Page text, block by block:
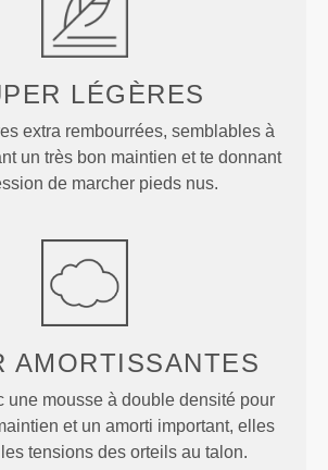
LÉGÈRES
extra rembourrées, semblables à
un très bon maintien et te donnant
de marcher pieds nus.
AMORTISSANTES
une mousse à double densité pour
et un amorti important, elles
tensions des orteils au talon.